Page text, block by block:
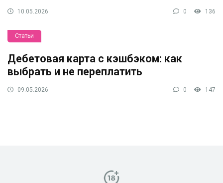
10.05.2026 0 136
Статьи
Дебетовая карта с кэшбэком: как
выбрать и не переплатить
09.05.2026 0 147